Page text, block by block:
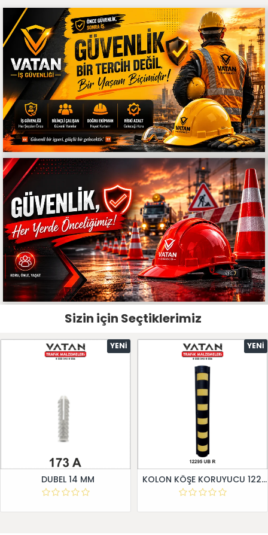
Sizin için Seçtiklerimiz
YENI
DUBEL 14 MM
YENI
KOLON KÖŞE KORUYUCU 12295 UB R